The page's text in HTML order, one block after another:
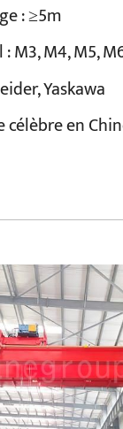
: ≥5m
M3, M4, M5,
Yaskawa
célèbre en